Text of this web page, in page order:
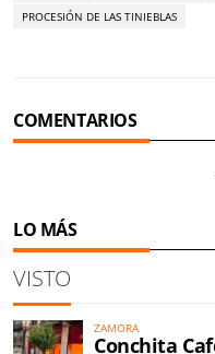
PROCESIÓN DE LAS TINIEBLAS
COMENTARIOS
LO MÁS
VISTO
ZAMORA
Conchita